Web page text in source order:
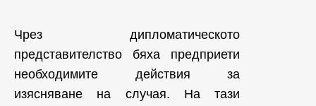
Чрез дипломатическото
представителство бяха предприети
необходимите действия за
изясняване на случая. На тази